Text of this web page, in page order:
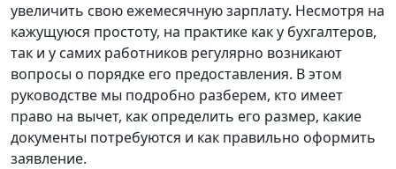
увеличить свою ежемесячную зарплату. Несмотря на
кажущуюся простоту, на практике как у бухгалтеров,
так и у самих работников регулярно возникают
вопросы о порядке его предоставления. В этом
руководстве мы подробно разберем, кто имеет
право на вычет, как определить его размер, какие
документы потребуются и как правильно оформить
заявление.